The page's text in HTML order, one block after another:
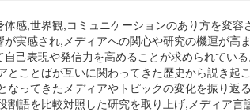
体感,世界観,コミュニケーションのあり方を変
実感され,メディアへの関心や研究の機運が
自己表現や発信力を高めることが求められてい
とことばが互いに関わってきた歴史から説き
なってきたメディアやトピックの変化を振り
割語を比較対照した研究を取り上げ,メディア言